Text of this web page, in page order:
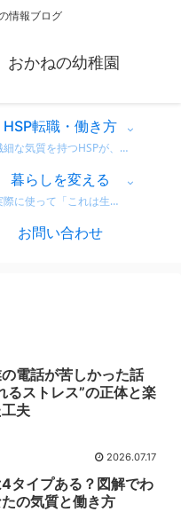
情報ブログ
おかねの幼稚園
HSP転職・働き方
繊細な気質を持つHSPが、自分に合った働き方を見つけるための情報をまとめています。 営業職での転職体験談や、向いている仕事・避けたい職場の特徴など、リアルな視点からお届け。 「もう我慢しない」働き方を一緒に考えてみませんか？
暮らしを変える
実際に使って「これは生活が変わった！」と感じた商品・サービスのレビューをまとめています。 デロンギのコーヒーマシンやドラム式洗濯機など、日常がちょっと豊かになるリアルな使用感をお届け。 迷っている方の参考になればうれしいです。
お問い合わせ
電話が苦しかった話
るストレス”の正体と楽
夫
2026.07.17
タイプある？図解でわ
の気質と働き方